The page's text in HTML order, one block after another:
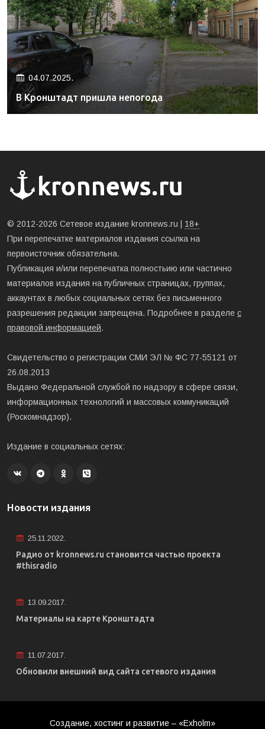
04.07.2025.
В Кронштадт пришла непогода
© 2012-2026 Сетевое издание kronnews.ru | 18+
При перепечатке материалов издания ссылка на
первоисточник обязательна.
Публикация и/или перепечатка полностьию или частично
материалов издания на публичных страницах, группах,
аккаунтах в любых социальных сетях без письменного
разрешения редакции запрещена. Подробнее в разделе с
правовой информацией.
Свидетельство о регистрации СМИ ЭЛ № ФС 77-55121 от
26.08.2013
Выдано Федеральной службой по надзору в сфере связи,
информационных технологий и массовых коммуникаций
(Роскомнадзор).
Издание в социальных сетях:
Новости издания
25.11.2022.
Радио от kronnews.ru становится частью проекта
#thisradio
13.09.2017.
Материалы на карте Кронштадта
11.07.2017.
Обновили внешний вид сайта сетевого издания
Создание, хостинг и развитие – «Exholm»